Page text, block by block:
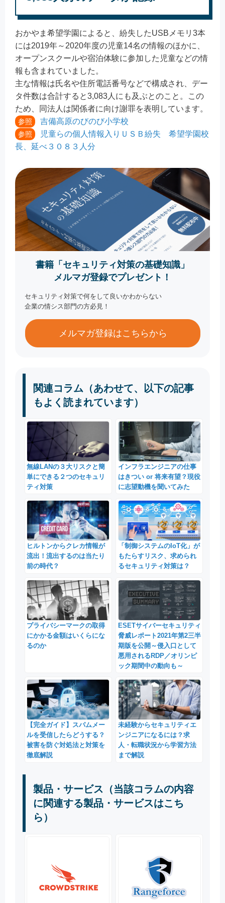
おかやま希望学園によると、紛失したUSBメモリ3本
には2019年～2020年度の児童14名の情報のほかに、
オープンスクールや宿泊体験に参加した児童などの情
報も含まれていました。
主な情報は氏名や住所電話番号などで構成され、デー
タ件数は合計すると3,083人にも及ぶとのこと。この
ため、同法人は関係者に向け謝罪を表明しています。
参照 吉備高原のびのび小学校
参照
児童らの個人情報入りＵＳＢ紛失 希望学園校
長、延べ３０８３人分
書籍「セキュリティ対策の基礎知識」
メルマガ登録でプレゼント！
セキュリティ対策で何をして良いかわからない
企業の情シス部門の方必見！
メルマガ登録はこちらから
関連コラム（あわせて、以下の記事
もよく読まれています）
無線LANの３大リスクと簡
単にできる２つのセキュリ
ティ対策
インフラエンジニアの仕事
はきつい or 将来有望？現役
に志望動機を聞いてみた
ヒルトンからクレカ情報が
流出！流出するのは当たり
前の時代？
「制御システムのIoT化」が
もたらすリスク、求められ
るセキュリティ対策は？
プライバシーマークの取得
にかかる金額はいくらにな
るのか
ESETサイバーセキュリティ
脅威レポート2021年第2三半
期版を公開～侵入口として
悪用されるRDP／オリンピ
ック期間中の動向も～
【完全ガイド】スパムメー
ルを受信したらどうする？
被害を防ぐ対処法と対策を
徹底解説
未経験からセキュリティエ
ンジニアになるには？求
人・転職状況から学習方法
まで解説
製品・サービス（当該コラムの内容
に関連する製品・サービスはこち
ら）